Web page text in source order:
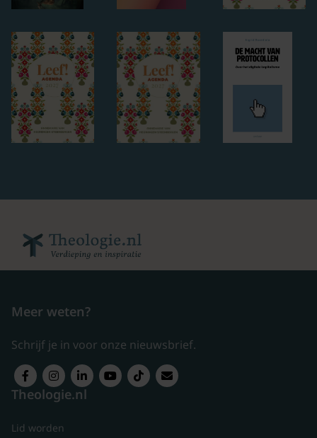
Meer weten?
Schrijf je in voor onze nieuwsbrief.
Theologie.nl
Lid worden